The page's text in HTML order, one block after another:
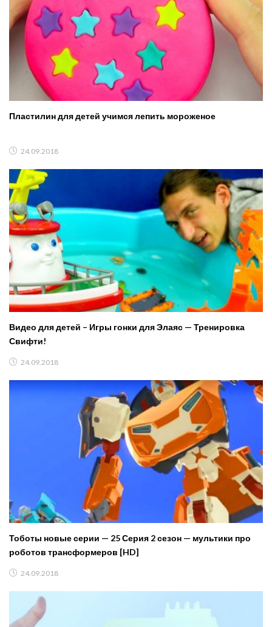
Пластилин для детей учимся лепить мороженое
24.09.2018
Видео для детей – Игры гонки для Элаяс — Тренировка
Свифти!
24.09.2018
Тоботы новые серии — 25 Серия 2 сезон — мультики про
роботов трансформеров [HD]
24.09.2018